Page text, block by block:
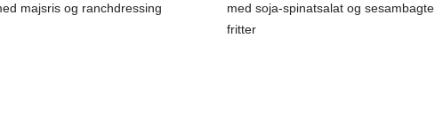
majsris og ranchdressing
med soja-spinatsalat og sesambagte
fritter